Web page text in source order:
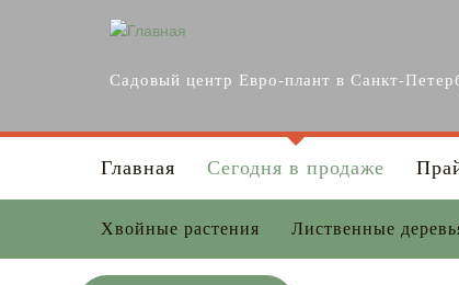
Садовый центр Евро-плант в Санкт-
Главная Сегодня в продаже
Хвойные растения Лиственные